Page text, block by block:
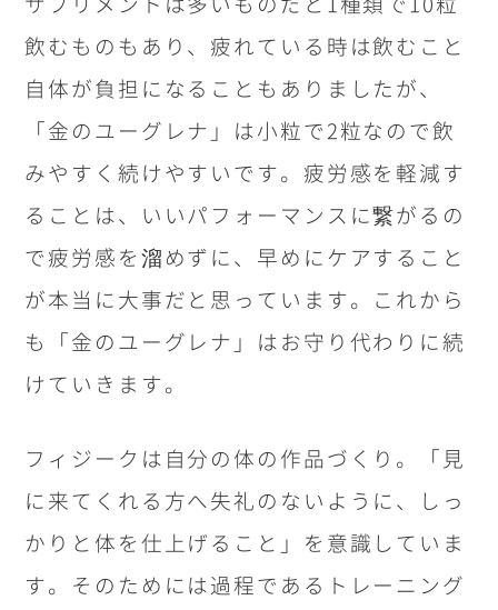
飲むものもあり、疲れている時は飲むこと
自体が負担になることもありましたが、
「金のユーグレナ」は小粒で2粒なので飲
みやすく続けやすいです。疲労感を軽減す
ることは、いいパフォーマンスに繋がるの
で疲労感を溜めずに、早めにケアすること
が本当に大事だと思っています。これから
も「金のユーグレナ」はお守り代わりに続
けていきます。
フィジークは自分の体の作品づくり。「見
に来てくれる方へ失礼のないように、しっ
かりと体を仕上げること」を意識していま
す。そのためには過程であるトレーニング